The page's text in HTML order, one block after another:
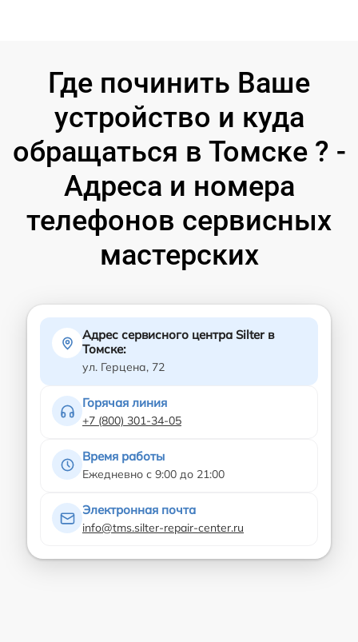
Где починить Ваше
устройство и куда
обращаться в Томске ? -
Адреса и номера
телефонов сервисных
мастерских
Адрес сервисного центра Silter в
Томске:
ул. Герцена, 72
Горячая линия
+7 (800) 301-34-05
Время работы
Ежедневно с 9:00 до 21:00
Электронная почта
info@tms.silter-repair-center.ru